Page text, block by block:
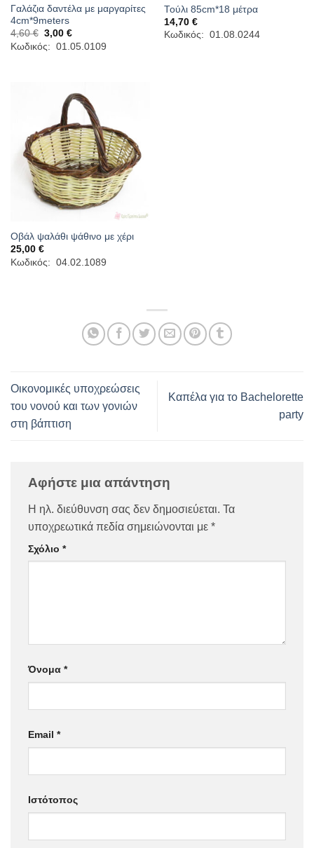
Γαλάζια δαντέλα με μαργαρίτες
4cm*9meters
4,60€ Original
price
was:
3,00 €Η
τρέχουσα
τιμή
Κωδικός: 01.05.0109
Τούλι 85cm*18 μέτρα
14,70 €
Κωδικός: 01.08.0244
Οβάλ ψαλάθι ψάθινο με χέρι
25,00 €
Κωδικός: 04.02.1089
Οικονομικές υποχρεώσεις
του νονού και των γονιών
στη βάπτιση
Καπέλα για το Bachelorette
party
Αφήστε μια απάντηση
Η ηλ. διεύθυνση σας δεν δημοσιεύεται. Τα
υποχρεωτικά πεδία σημειώνονται με *
Σχόλιο *
Όνομα *
Email *
Ιστότοπος